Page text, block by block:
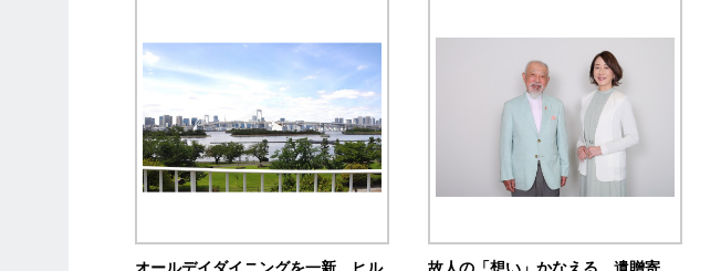
オールデイダイニングを一新 ヒル 故人の「想い」かなえる 遺贈寄